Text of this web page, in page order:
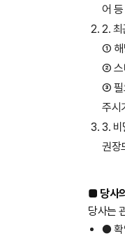
어
2. 최
① 해
② 스
③ 필
주시
3. 비
권장
■ 당사
당사는
● 확